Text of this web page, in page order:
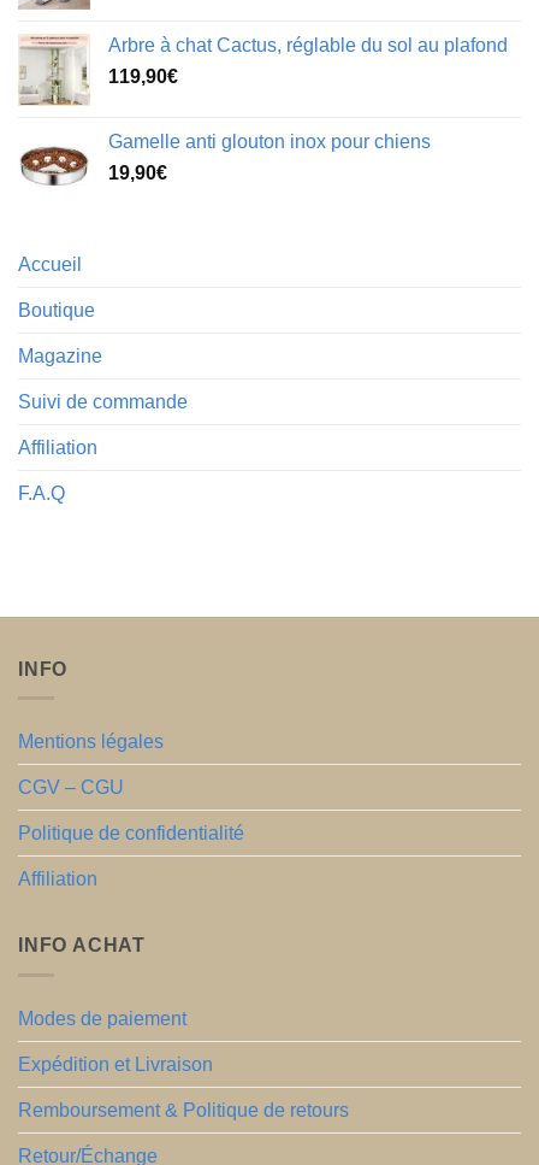
était :
24,90€.
est :
Arbre à chat Cactus, réglable du sol au plafond
119,90€
Gamelle anti glouton inox pour chiens
19,90€
Accueil
Boutique
Magazine
Suivi de commande
Affiliation
F.A.Q
INFO
Mentions légales
CGV – CGU
Politique de confidentialité
Affiliation
INFO ACHAT
Modes de paiement
Expédition et Livraison
Remboursement & Politique de retours
Retour/Échange